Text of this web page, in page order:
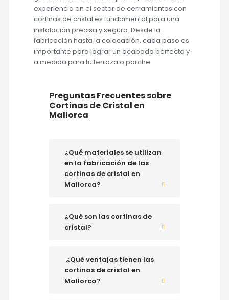
experiencia en el sector de cerramientos con
cortinas de cristal es fundamental para una
instalación precisa y segura. Desde la
fabricación hasta la colocación, cada paso es
importante para lograr un acabado perfecto y
a medida para tu terraza o porche.
Preguntas Frecuentes sobre
Cortinas de Cristal en
Mallorca
¿Qué materiales se utilizan
en la fabricación de las
cortinas de cristal en
Mallorca?
¿Qué son las cortinas de
cristal?
¿Qué ventajas tienen las
cortinas de cristal en
Mallorca?